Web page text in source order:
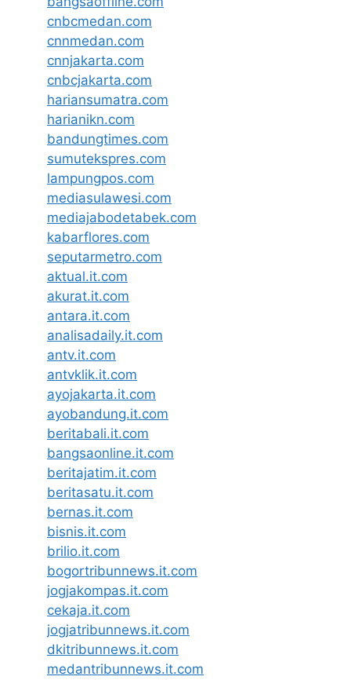
cnbcmedan.com
cnnmedan.com
cnnjakarta.com
cnbcjakarta.com
hariansumatra.com
harianikn.com
bandungtimes.com
sumutekspres.com
lampungpos.com
mediasulawesi.com
mediajabodetabek.com
kabarflores.com
seputarmetro.com
aktual.it.com
akurat.it.com
antara.it.com
analisadaily.it.com
antv.it.com
antvklik.it.com
ayojakarta.it.com
ayobandung.it.com
beritabali.it.com
bangsaonline.it.com
beritajatim.it.com
beritasatu.it.com
bernas.it.com
bisnis.it.com
brilio.it.com
bogortribunnews.it.com
jogjakompas.it.com
cekaja.it.com
jogjatribunnews.it.com
dkitribunnews.it.com
medantribunnews.it.com